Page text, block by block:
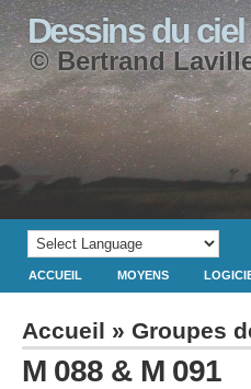
Dessins du
© Bertrand
ACCUEIL MOYENS
Accueil » Groupes
M 088 & M 091